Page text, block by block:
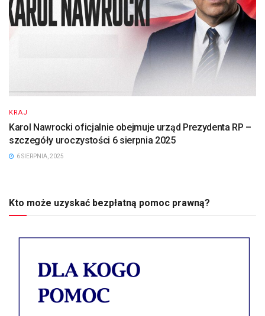
KRAJ
Karol Nawrocki oficjalnie obejmuje urząd Prezydenta RP –
szczegóły uroczystości 6 sierpnia 2025
6 SIERPNIA, 2025
Kto może uzyskać bezpłatną pomoc prawną?